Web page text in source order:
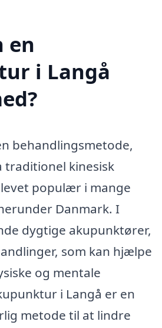
en
i Langå
behandlingsmetode,
traditionel kinesisk
populær i mange
Danmark. I
dygtige akupunktører,
som kan hjælpe
og mentale
i Langå er en
metode til at lindre